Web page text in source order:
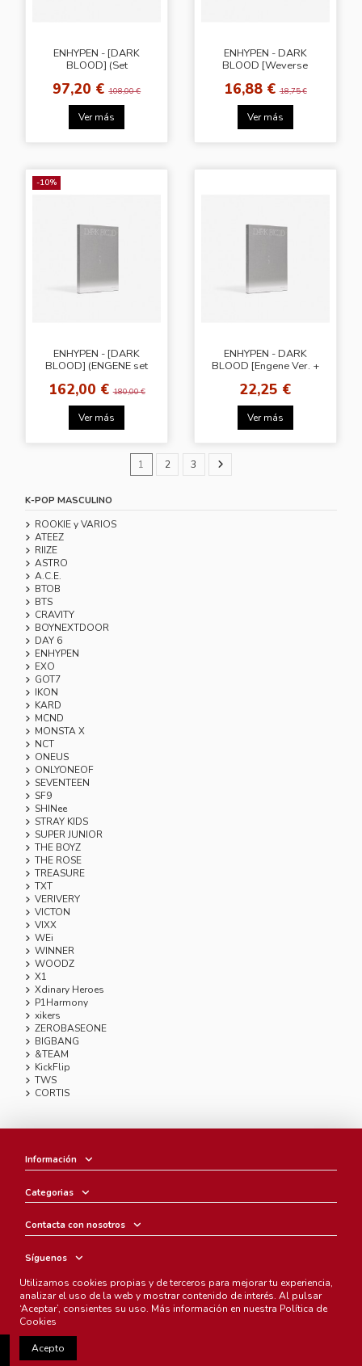
ENHYPEN - [DARK
BLOOD] (Set
97,20 €108,00 €
Ver más
ENHYPEN - DARK
BLOOD [Weverse
16,88 €18,75 €
Ver más
-10%
ENHYPEN - [DARK
BLOOD] (ENGENE set
162,00 €180,00 €
Ver más
ENHYPEN - DARK
BLOOD [Engene Ver. +
Photocard (BDM / 1 of 7
types]
22,25 €
Ver más
1 2 3
K-POP MASCULINO
ROOKIE y VARIOS
ATEEZ
RIIZE
ASTRO
A.C.E.
BTOB
BTS
CRAVITY
BOYNEXTDOOR
DAY 6
ENHYPEN
EXO
GOT7
IKON
KARD
MCND
MONSTA X
NCT
ONEUS
ONLYONEOF
SEVENTEEN
SF9
SHINee
STRAY KIDS
SUPER JUNIOR
THE BOYZ
THE ROSE
TREASURE
TXT
VERIVERY
VICTON
VIXX
WEi
WINNER
WOODZ
X1
Xdinary Heroes
P1Harmony
xikers
ZEROBASEONE
BIGBANG
&TEAM
KickFlip
TWS
CORTIS
Información
Categorias
Contacta con nosotros
Síguenos
Boletín
Chunichi Comics
Utilizamos cookies propias y de terceros para mejorar tu experiencia,
analizar el uso de la web y mostrar contenido de interés. Al pulsar
‘Aceptar’, consientes su uso. Más información en nuestra Política de
Cookies
Acepto